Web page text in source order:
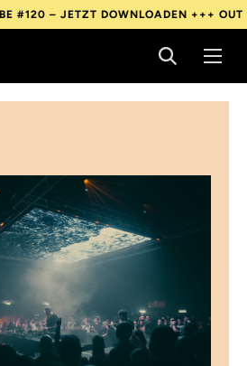
– JETZT DOWNLOADEN +++OUT NOW:
– JETZT DOWNLOADEN +++